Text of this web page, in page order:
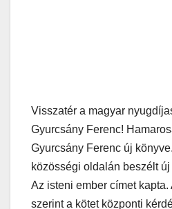
Visszatér a magyar
Gyurcsány Ferenc!
Gyurcsány Ferenc új
közösségi oldalán beszélt
Az isteni ember címet
szerint a kötet központi